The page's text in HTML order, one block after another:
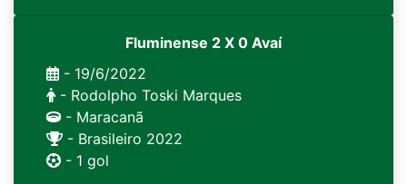
Fluminense 2 X 0 Avaí
- 19/6/2022
- Rodolpho Toski Marques
- Maracanã
- Brasileiro 2022
- 1 gol